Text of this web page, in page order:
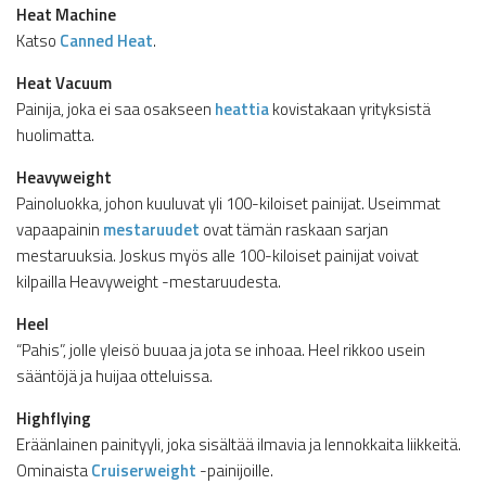
Heat Machine
Katso Canned Heat.
Heat Vacuum
Painija, joka ei saa osakseen heattiakovistakaan yrityksistä
huolimatta.
Heavyweight
Painoluokka, johon kuuluvat yli 100-kiloiset painijat. Useimmat
vapaapainin mestaruudet ovat tämän raskaan sarjan
mestaruuksia. Joskus myös alle 100-kiloiset painijat voivat
kilpailla Heavyweight -mestaruudesta.
Heel
“Pahis”, jolle yleisö buuaa ja jota se inhoaa. Heel rikkoo usein
sääntöjä ja huijaa otteluissa.
Highflying
Eräänlainen painityyli, joka sisältää ilmavia ja lennokkaita liikkeitä.
OminaistaCruiserweight -painijoille.